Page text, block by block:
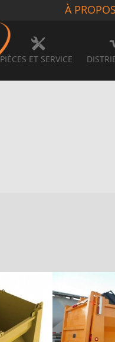
À PROPOS
PIÈCES ET SERVICE